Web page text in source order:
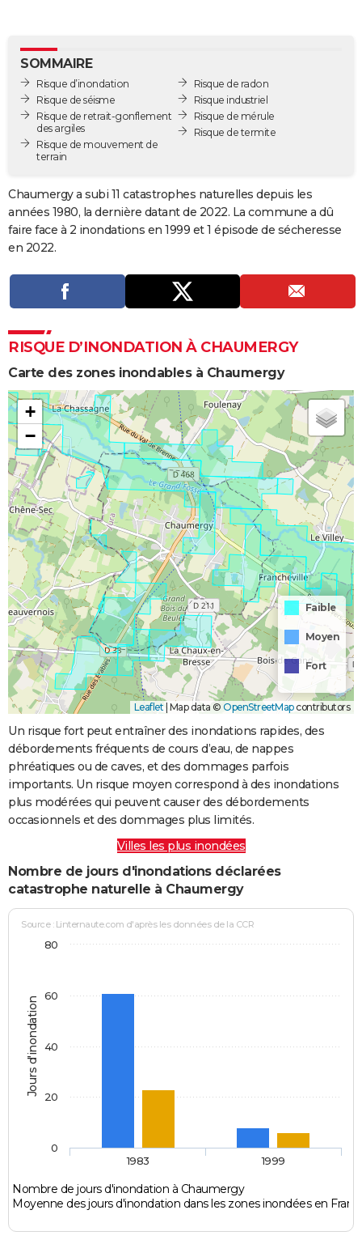
GUIDES D'ACHAT
BONS PLANS
CARTE DE VOEUX
Carte de Noël
Carte Bonne année
Carte Saint-Valentin
Carte Pâques
Carte d'anniversaire
DICTIONNAIRE
COPAINS D'AVANT
S'inscrire
Se connecter
Lycées
Collèges
Primaires
Universités
Entreprises
Service militaire
Avis de recherche
AVIS DE DÉCÈS
Bricolage
Lifestyle
Culture
Sport
Auto
Television
Voyage
Cinema
SOMMAIRE
Risque d’inondation
Risque de séisme
Risque de retrait-gonflement
des argiles
Risque de mouvement de
terrain
Risque de radon
Risque industriel
Risque de mérule
Risque de termite
Chaumergy a subi 11 catastrophes naturelles depuis les
années 1980, la dernière datant de 2022. La commune a dû
faire face à 2 inondations en 1999 et 1 épisode de sécheresse
en 2022.
RISQUE D’INONDATION À CHAUMERGY
Carte des zones inondables à Chaumergy
+
−
Faible
Moyen
Fort
Leaflet | Map data © OpenStreetMapcontributors
Un risque fort peut entraîner des inondations rapides, des
débordements fréquents de cours d’eau, de nappes
phréatiques ou de caves, et des dommages parfois
importants. Un risque moyen correspond à des inondations
plus modérées qui peuvent causer des débordements
occasionnels et des dommages plus limités.
Villes les plus inondées
Nombre de jours d'inondations déclarées
catastrophe naturelle à Chaumergy
Jours d'inondation
Source : Linternaute.com d'après les données de la CCR
Nombre de jours d'inondation à Chaumergy
Moyenne des jours d'inondation dans les zones inondées en
1983 1999
0
20
40
60
80